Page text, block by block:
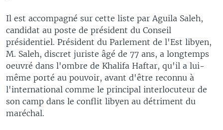
Il est accompagné sur cette liste par Aguila Saleh,
candidat au poste de président du Conseil
présidentiel. Président du Parlement de l'Est libyen,
M. Saleh, discret juriste âgé de 77 ans, a longtemps
oeuvré dans l'ombre de Khalifa Haftar, qu'il a lui-
même porté au pouvoir, avant d'être reconnu à
l'international comme le principal interlocuteur de
son camp dans le conflit libyen au détriment du
maréchal.